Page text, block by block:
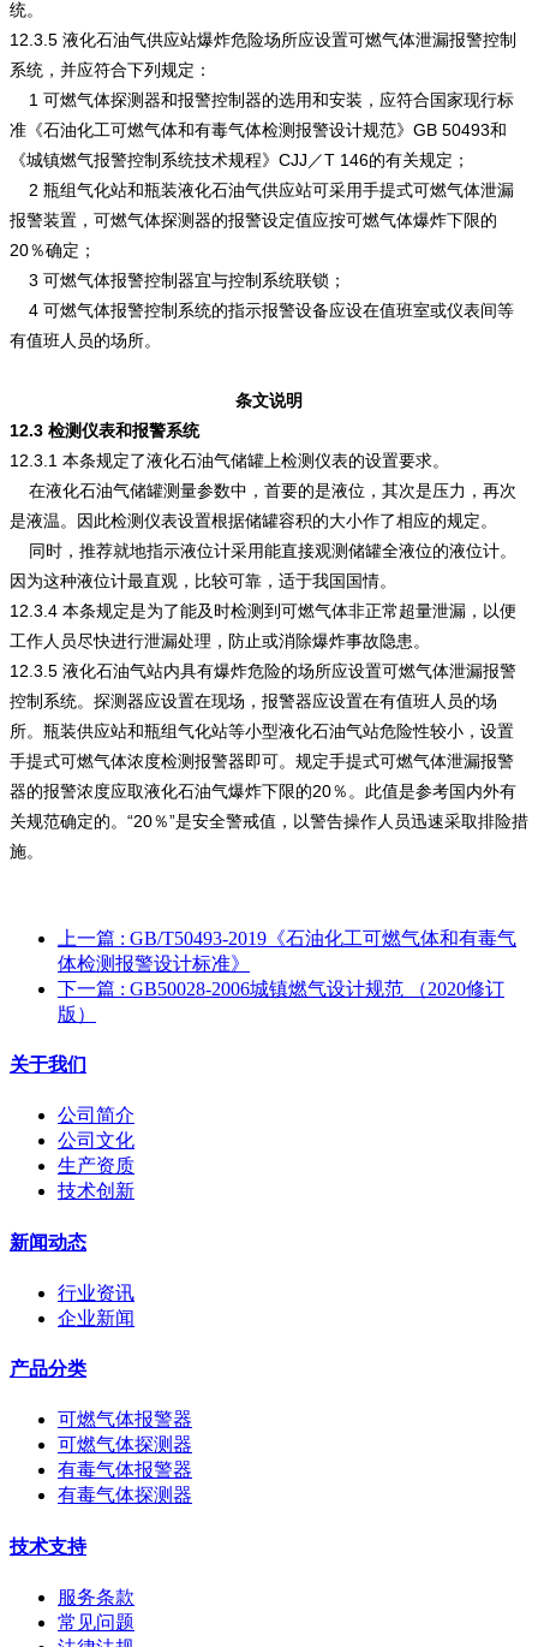
统。
12.3.5 液化石油气供应站爆炸危险场所应设置可燃气体泄漏报警控制
系统，并应符合下列规定：
1 可燃气体探测器和报警控制器的选用和安装，应符合国家现行标
准《石油化工可燃气体和有毒气体检测报警设计规范》GB 50493和
《城镇燃气报警控制系统技术规程》CJJ／T 146的有关规定；
2 瓶组气化站和瓶装液化石油气供应站可采用手提式可燃气体泄漏
报警装置，可燃气体探测器的报警设定值应按可燃气体爆炸下限的
20％确定；
3 可燃气体报警控制器宜与控制系统联锁；
4 可燃气体报警控制系统的指示报警设备应设在值班室或仪表间等
有值班人员的场所。
条文说明
12.3 检测仪表和报警系统
12.3.1 本条规定了液化石油气储罐上检测仪表的设置要求。
在液化石油气储罐测量参数中，首要的是液位，其次是压力，再次
是液温。因此检测仪表设置根据储罐容积的大小作了相应的规定。
同时，推荐就地指示液位计采用能直接观测储罐全液位的液位计。
因为这种液位计最直观，比较可靠，适于我国国情。
12.3.4 本条规定是为了能及时检测到可燃气体非正常超量泄漏，以便
工作人员尽快进行泄漏处理，防止或消除爆炸事故隐患。
12.3.5 液化石油气站内具有爆炸危险的场所应设置可燃气体泄漏报警
控制系统。探测器应设置在现场，报警器应设置在有值班人员的场
所。瓶装供应站和瓶组气化站等小型液化石油气站危险性较小，设置
手提式可燃气体浓度检测报警器即可。规定手提式可燃气体泄漏报警
器的报警浓度应取液化石油气爆炸下限的20％。此值是参考国内外有
关规范确定的。“20％”是安全警戒值，以警告操作人员迅速采取排险措
施。
上一篇 : GB/T50493-2019《石油化工可燃气体和有毒气
体检测报警设计标准》
下一篇 : GB50028-2006城镇燃气设计规范 （2020修订
版）
关于我们
公司简介
公司文化
生产资质
技术创新
新闻动态
行业资讯
企业新闻
产品分类
可燃气体报警器
可燃气体探测器
有毒气体报警器
有毒气体探测器
技术支持
服务条款
常见问题